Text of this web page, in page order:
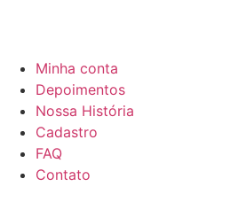
Minha conta
Depoimentos
Nossa História
Cadastro
FAQ
Contato